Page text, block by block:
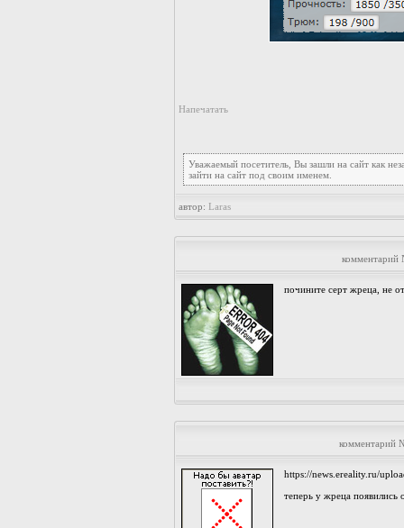
Напечатать
Уважаемый посетитель, Вы зашли на сайт как
зайти на сайт под своим именем.
автор: Laras
почините серт жреца, не
комментарий
https://news.ereality.ru/
теперь у жреца появились